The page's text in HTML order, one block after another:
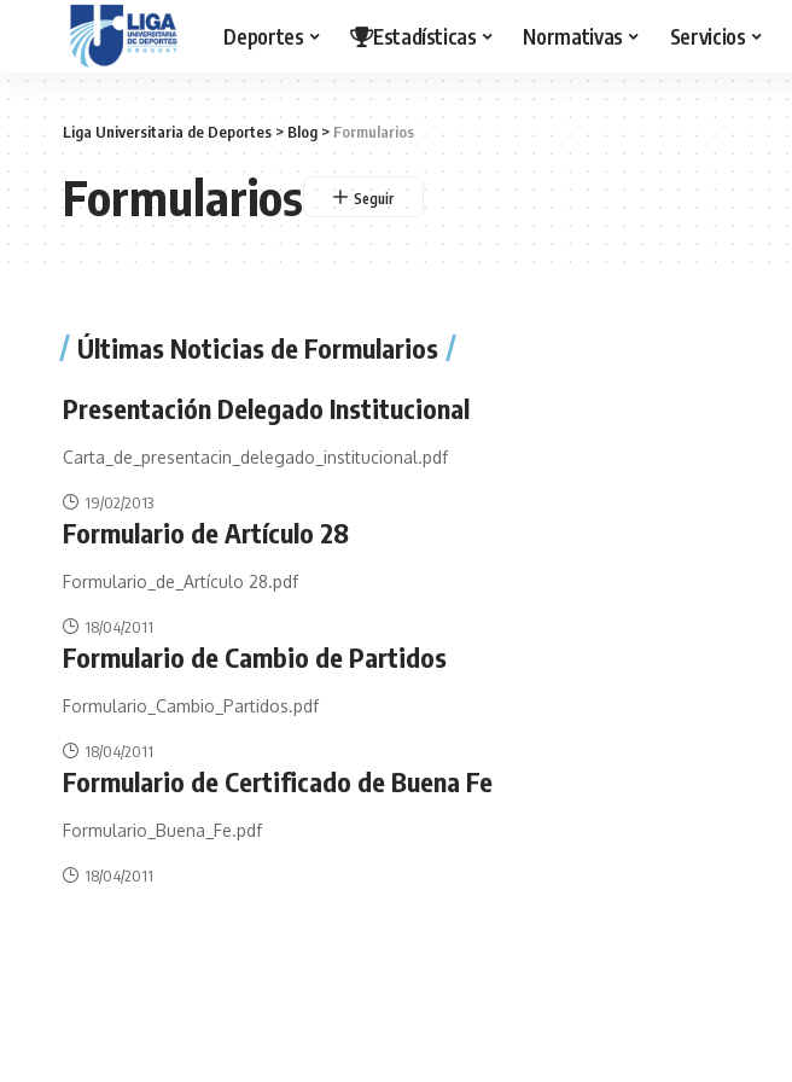
Deportes Estadísticas Normativas Servicios
Liga Universitaria de Deportes > Blog >Formularios
Formularios
Últimas Noticias de Formularios
Presentación Delegado Institucional
Carta_de_presentacin_delegado_institucional.pdf
19/02/2013
Formulario de Artículo 28
Formulario_de_Artículo 28.pdf
18/04/2011
Formulario de Cambio de Partidos
Formulario_Cambio_Partidos.pdf
18/04/2011
Formulario de Certificado de Buena Fe
Formulario_Buena_Fe.pdf
18/04/2011